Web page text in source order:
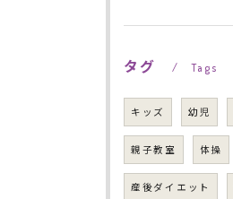
タグ Tags
キッズ 幼児
親子教室 体操
産後ダイエット